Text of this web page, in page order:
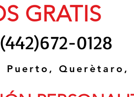
GRATIS
0128
Querètaro,